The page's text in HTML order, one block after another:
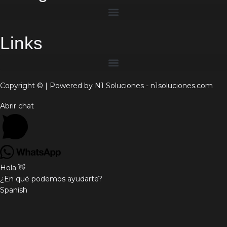
Links
Copyright © | Powered by N1 Soluciones - n1soluciones.com
Abrir chat
Hola 👋
¿En qué podemos ayudarte?
Spanish